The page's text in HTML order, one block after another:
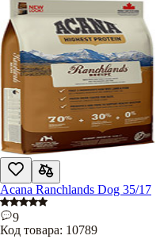
Acana Ranchlands Dog 35/17
9
Код товара: 10789